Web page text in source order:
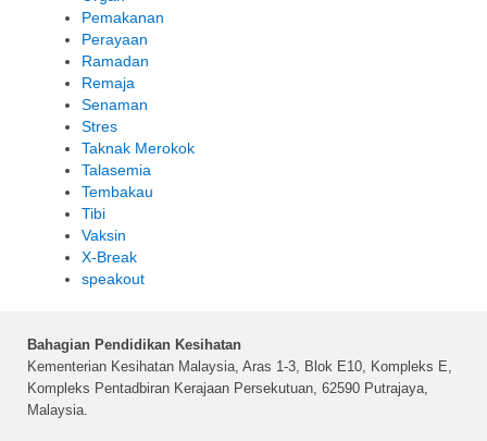
Pemakanan
Perayaan
Ramadan
Remaja
Senaman
Stres
Taknak Merokok
Talasemia
Tembakau
Tibi
Vaksin
X-Break
speakout
Bahagian Pendidikan Kesihatan
Kementerian Kesihatan Malaysia, Aras 1-3, Blok E10, Kompleks E,
Kompleks Pentadbiran Kerajaan Persekutuan, 62590 Putrajaya,
Malaysia.